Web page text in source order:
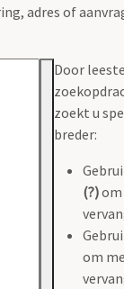
adres of
Door
zoekt u
breder:
(?)
om